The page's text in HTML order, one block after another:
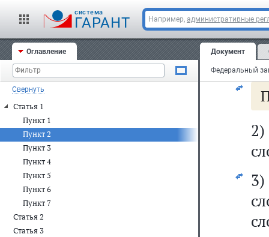
cистема
ГАРАНТ Например, административные
Оглавление
Свернуть
Статья 1
Пункт 1
Пункт 2
Пункт 3
Пункт 4
Пункт 5
Пункт 6
Пункт 7
Статья 2
Статья 3
Документ